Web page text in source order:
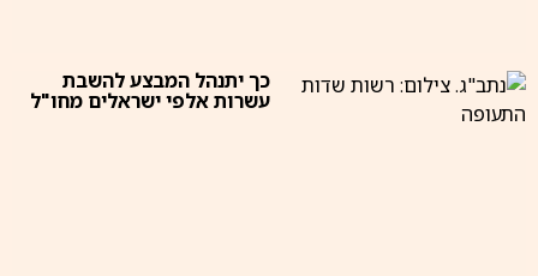
כך יתנהל המבצע להשבת
עשרות אלפי ישראלים מחו"ל